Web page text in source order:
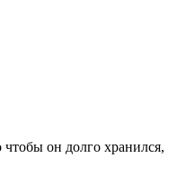
чтобы он долго хранился,